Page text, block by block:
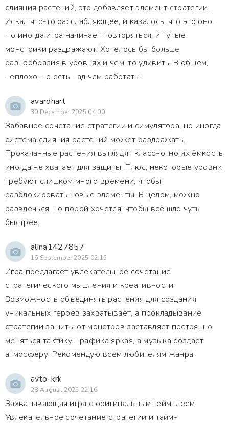
слияния растений, это добавляет элемент стратегии.
Искал что-то расслабляющее, и казалось, что это оно.
Но иногда игра начинает повторяться, и тупые
монстрики раздражают. Хотелось бы больше
разнообразия в уровнях и чем-то удивить. В общем,
неплохо, но есть над чем работать!
avardhart
30 December 2025 04:00
Забавное сочетание стратегии и симулятора, но иногда
система слияния растений может раздражать.
Прокачанные растения выглядят классно, но их ёмкость
иногда не хватает для защиты. Плюс, некоторые уровни
требуют слишком много времени, чтобы
разблокировать новые элементы. В целом, можно
развлечься, но порой хочется, чтобы всё шло чуть
быстрее.
alina1427857
16 September 2025 02:15
Игра предлагает увлекательное сочетание
стратегического мышления и креативности.
Возможность объединять растения для создания
уникальных героев захватывает, а прокладывание
стратегии защиты от монстров заставляет постоянно
меняться тактику. Графика яркая, а музыка создает
атмосферу. Рекомендую всем любителям жанра!
avto-krk
28 August 2025 22:16
Захватывающая игра с оригинальным геймплеем!
Увлекательное сочетание стратегии и тайм-